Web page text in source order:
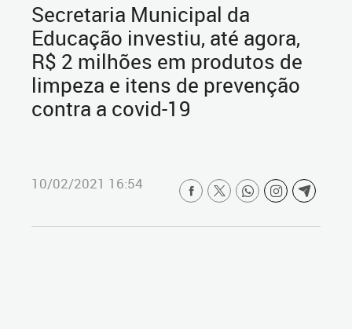
Secretaria Municipal da
Educação investiu, até agora,
R$ 2 milhões em produtos de
limpeza e itens de prevenção
contra a covid-19
10/02/2021 16:54